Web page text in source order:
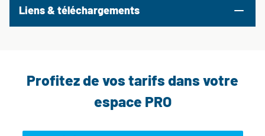
Liens & téléchargements
Profitez de vos tarifs dans votre
espace PRO